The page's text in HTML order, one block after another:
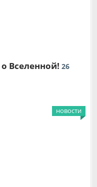
Вселенной! 26
новости